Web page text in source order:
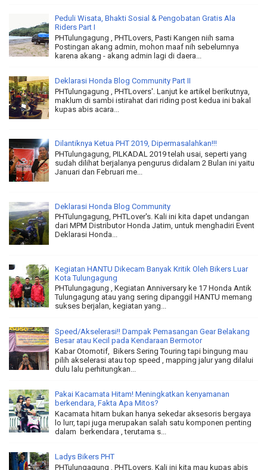
Peduli Wisata, Bhakti Sosial & Pengobatan Gratis Ala
Riders Part I
PHTulungagung , PHTLovers, Pasti Kangen niih sama
Postingan akang admin, mohon maaf nih sebelumnya
karena akang - akang admin lagi di daera...
Deklarasi Honda Blog Community Part II
PHTulungagung , PHTLovers'. Lanjut ke artikel berikutnya,
maklum di sambi istirahat dari riding post kedua ini bakal
kupas abis acara...
Dilantiknya Ketua PHT 2019, Dipermasalahkan!!!
PHTulungagung, PILKADAL 2019 telah usai, seperti yang
sudah dilihat berjalanya pengurus didalam 2 Bulan ini yaitu
Januari dan Februari me...
Deklarasi Honda Blog Community
PHTulungagung, PHTLover's. Kali ini kita dapet undangan
dari MPM Distributor Honda Jatim, untuk menghadiri Event
Deklarasi Honda...
Kegiatan HANTU Dikecam Banyak Kritik Oleh Bikers Luar
Kota Tulungagung
PHTulungagung , Kegiatan Anniversary ke 17 Honda Antik
Tulungagung atau yang sering dipanggil HANTU memang
sukses berjalan, kegiatan yang...
Speed/Akselerasi!! Dampak Pemasangan Gear Belakang
Besar atau Kecil pada Kendaraan Bermotor
Kabar Otomotif, Bikers Sering Touring tapi bingung mau
pilih akselerasi atau top speed , mapping jalur yang dilalui
dulu lalu perhitungkan...
Pakai Kacamata Hitam! Meningkatkan kenyamanan
berkendara, Fakta Apa Mitos?
Kacamata hitam bukan hanya sekedar aksesoris bergaya
lo lurr, tapi juga merupakan salah satu komponen penting
dalam berkendara , terutama s...
Ladys Bikers PHT
PHTulungagung , PHTLovers. Kali ini kita mau kupas abis